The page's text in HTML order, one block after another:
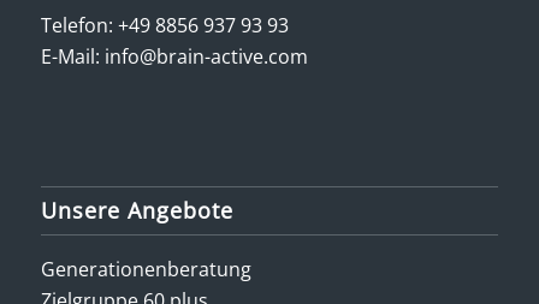
Telefon: +49 8856 937 93 93
E-Mail: info@brain-active.com
Unsere Angebote
Generationenberatung